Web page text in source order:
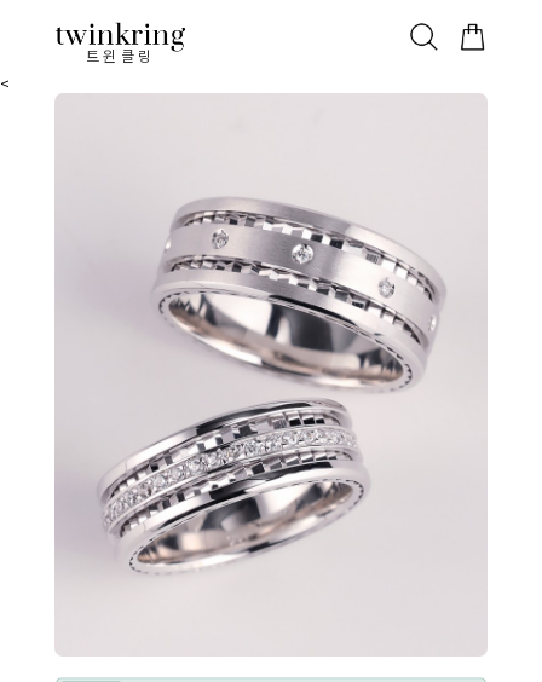
트윈클링
ALL 베스트 안쪽막음 웨딩/다이아 가드링/반지
<